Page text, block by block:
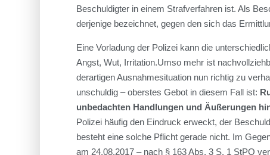
Beschuldigter in einem Strafverfahren ist. Als
derjenige bezeichnet, gegen den sich das
Eine Vorladung der Polizei kann die
Angst, Wut, Irritation.Umso mehr ist
derartigen Ausnahmesituation nun richtig zu
unschuldig – oberstes Gebot in diesem Fall ist:
unbedachten Handlungen und Äußerungen
Polizei häufig den Eindruck erweckt, der
besteht eine solche Pflicht gerade nicht. Im
am 24.08.2017 – nach § 163 Abs. 3 S. 1 StPO